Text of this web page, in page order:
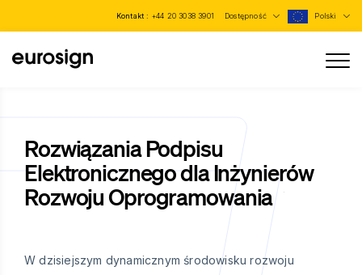
Kontakt : +44 20 3038 3901 Dostępność Polski
Rozwiązania Podpisu
Elektronicznego dla Inżynierów
Rozwoju Oprogramowania
W dzisiejszym dynamicznym środowisku rozwoju